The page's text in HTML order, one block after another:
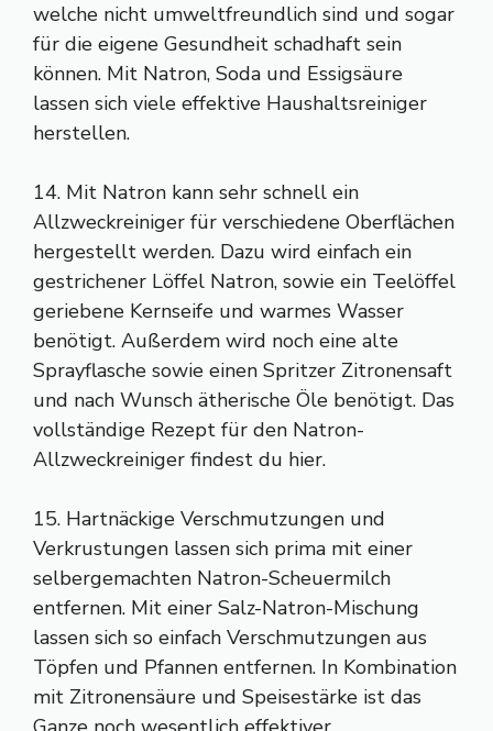
welche nicht umweltfreundlich sind und sogar
für die eigene Gesundheit schadhaft sein
können. Mit Natron, Soda und Essigsäure
lassen sich viele effektive Haushaltsreiniger
herstellen.
14. Mit Natron kann sehr schnell ein
Allzweckreiniger für verschiedene Oberflächen
hergestellt werden. Dazu wird einfach ein
gestrichener Löffel Natron, sowie ein Teelöffel
geriebene Kernseife und warmes Wasser
benötigt. Außerdem wird noch eine alte
Sprayflasche sowie einen Spritzer Zitronensaft
und nach Wunsch ätherische Öle benötigt. Das
vollständige Rezept für den Natron-
Allzweckreiniger findest du hier.
15. Hartnäckige Verschmutzungen und
Verkrustungen lassen sich prima mit einer
selbergemachten Natron-Scheuermilch
entfernen. Mit einer Salz-Natron-Mischung
lassen sich so einfach Verschmutzungen aus
Töpfen und Pfannen entfernen. In Kombination
mit Zitronensäure und Speisestärke ist das